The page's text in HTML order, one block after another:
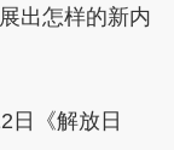
出怎样的新内
《解放日